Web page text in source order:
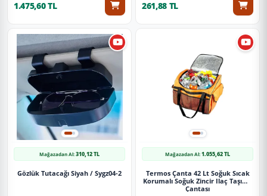
1.475,60 TL 261,88 TL
Mağazadan Al:310,12 TL
Gözlük Tutacağı Siyah / Sygz04-2
Mağazadan Al:1.055,62 TL
Termos Çanta 42 Lt Soğuk Sıcak
Korumalı Soğuk Zincir Ilaç Taşıma
Çantası